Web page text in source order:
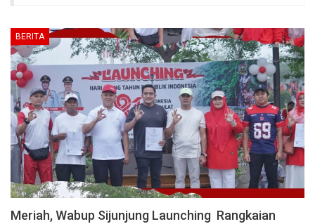
BERITA
Meriah, Wabup Sijunjung Launching Rangkaian